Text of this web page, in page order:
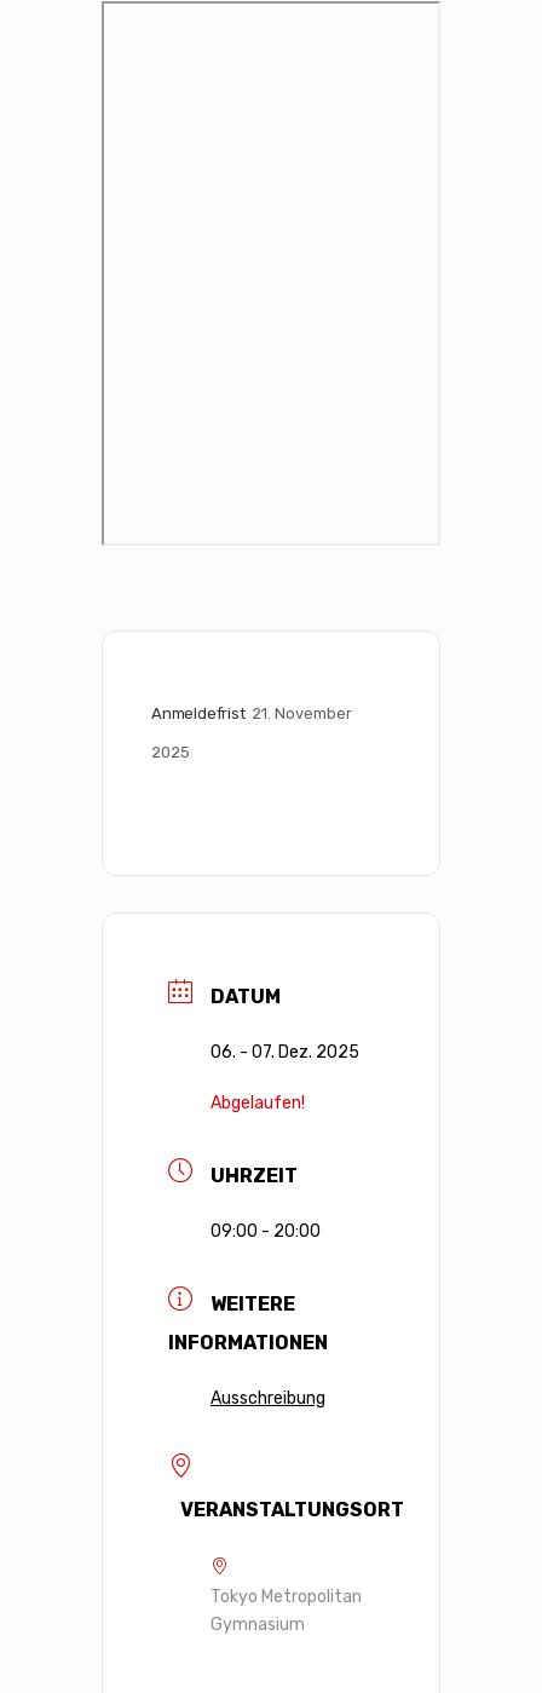
Anmeldefrist 21. November
2025
DATUM
06. - 07. Dez. 2025
Abgelaufen!
UHRZEIT
09:00 - 20:00
WEITERE
INFORMATIONEN
Ausschreibung
VERANSTALTUNGSORT
Tokyo Metropolitan
Gymnasium